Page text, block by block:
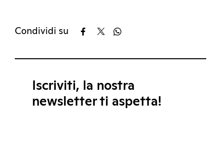
Condividi su
Iscriviti, la nostra
newsletter ti aspetta!